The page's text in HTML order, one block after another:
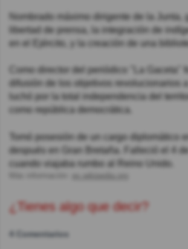
Nombrado máximo dirigente de la Junta,
libertad de prensa, la integración de
en el Ejército, y la creación de una
Como director del periódico "La Gaceta"
difusión de los objetivos revolucionarios
luchó por la total independencia del
como república democrática.
Tomó posesión de un cargo diplomático
después en Gran Bretaña. Falleció el 4
cuando viajaba rumbo al Reino Unido.
es.wikipedia.org
¿Tienes algo que decir?
4 Comentarios